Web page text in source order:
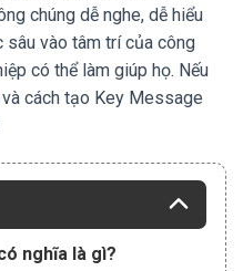
chúng dễ nghe, dễ hiểu
sâu vào tâm trí của công
có thể làm giúp họ. Nếu
và cách tạo Key Message
nghĩa là gì?